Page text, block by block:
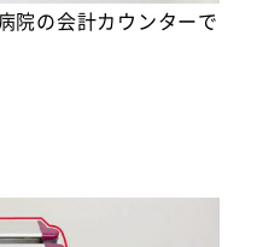
院の会計カウンターで